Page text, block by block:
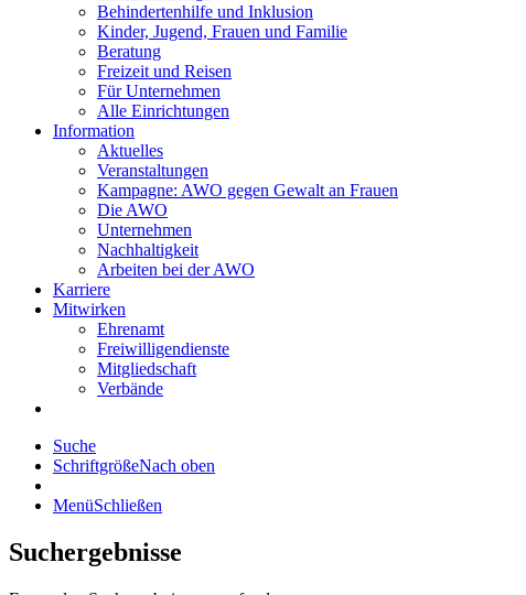
Behindertenhilfe und Inklusion
Kinder, Jugend, Frauen und Familie
Beratung
Freizeit und Reisen
Für Unternehmen
Alle Einrichtungen
Information
Aktuelles
Veranstaltungen
Kampagne: AWO gegen Gewalt an Frauen
Die AWO
Unternehmen
Nachhaltigkeit
Arbeiten bei der AWO
Karriere
Mitwirken
Ehrenamt
Freiwilligendienste
Mitgliedschaft
Verbände
Suche
SchriftgrößeNach oben
MenüSchließen
Suchergebnisse